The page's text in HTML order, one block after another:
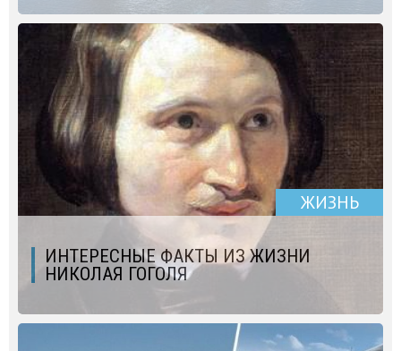
ЖИЗНЬ
ИНТЕРЕСНЫЕ ФАКТЫ ИЗ ЖИЗНИ
НИКОЛАЯ ГОГОЛЯ